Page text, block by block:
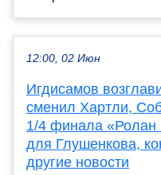
12:00, 02 Июн
Игдисамов
сменил Хартли,
1/4 финала «Ролан
для Глушенкова,
другие новости